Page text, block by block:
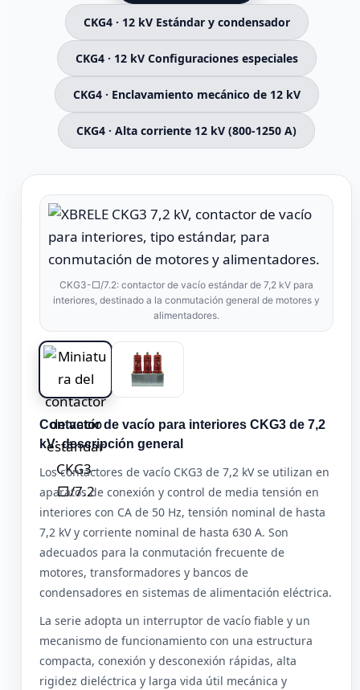
CKG4 · 12 kV Estándar y condensador
CKG4 · 12 kV Configuraciones especiales
CKG4 · Enclavamiento mecánico de 12 kV
CKG4 · Alta corriente 12 kV (800-1250 A)
CKG3-□/7.2: contactor de vacío estándar de 7,2 kV para
interiores, destinado a la conmutación general de motores y
alimentadores.
Contactor de vacío para interiores CKG3 de 7,2
kV: descripción general
Los contactores de vacío CKG3 de 7,2 kV se utilizan en
aparatos de conexión y control de media tensión en
interiores con CA de 50 Hz, tensión nominal de hasta
7,2 kV y corriente nominal de hasta 630 A. Son
adecuados para la conmutación frecuente de
motores, transformadores y bancos de
condensadores en sistemas de alimentación eléctrica.
La serie adopta un interruptor de vacío fiable y un
mecanismo de funcionamiento con una estructura
compacta, conexión y desconexión rápidas, alta
rigidez dieléctrica y larga vida útil mecánica y